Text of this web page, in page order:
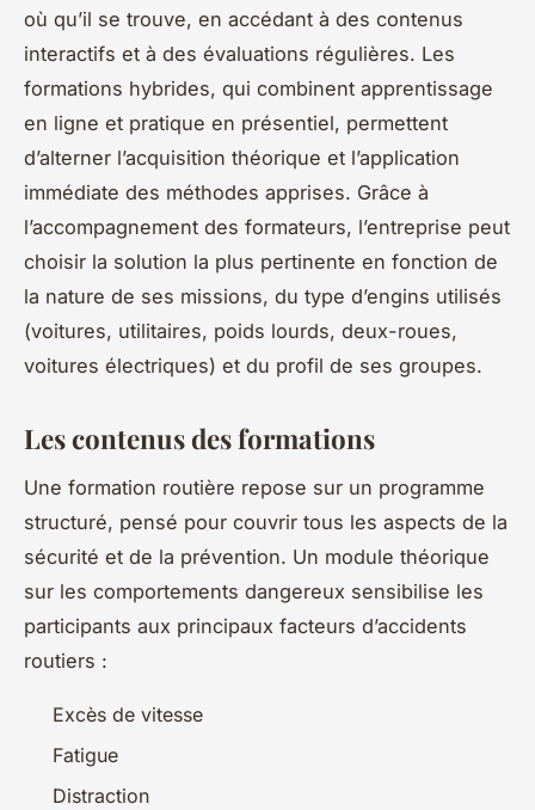
où qu’il se trouve, en accédant à des contenus
interactifs et à des évaluations régulières. Les
formations hybrides, qui combinent apprentissage
en ligne et pratique en présentiel, permettent
d’alterner l’acquisition théorique et l’application
immédiate des méthodes apprises. Grâce à
l’accompagnement des formateurs, l’entreprise peut
choisir la solution la plus pertinente en fonction de
la nature de ses missions, du type d’engins utilisés
(voitures, utilitaires, poids lourds, deux-roues,
voitures électriques) et du profil de ses groupes.
Les contenus des formations
Une formation routière repose sur un programme
structuré, pensé pour couvrir tous les aspects de la
sécurité et de la prévention. Un module théorique
sur les comportements dangereux sensibilise les
participants aux principaux facteurs d’accidents
routiers :
Excès de vitesse
Fatigue
Distraction